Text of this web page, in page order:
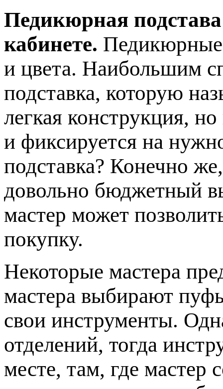
Педикюрная подстава
кабинете. Педикюрные
и цвета. Наибольшим
подставка, которую
легкая конструкция,
и фиксируется на
подставка? Конечно
довольно бюджетный
мастер может
покупку.
Некоторые мастера
мастера выбирают
свои инструменты.
отделений, тогда
месте, там, где